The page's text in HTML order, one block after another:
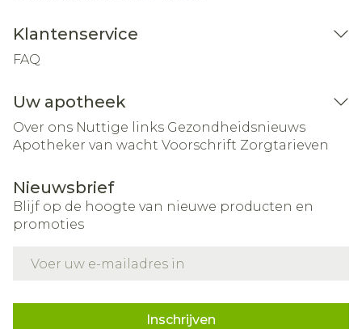
Klantenservice
FAQ
Uw apotheek
Over ons Nuttige links Gezondheidsnieuws
Apotheker van wacht Voorschrift Zorgtarieven
Nieuwsbrief
Blijf op de hoogte van nieuwe producten en
promoties
Inschrijven